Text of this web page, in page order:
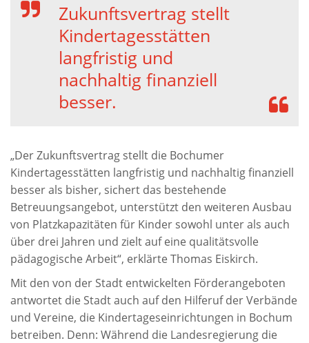
Zukunftsvertrag stellt
Kindertagesstätten
langfristig und
nachhaltig finanziell
besser.
„Der Zukunftsvertrag stellt die Bochumer
Kindertagesstätten langfristig und nachhaltig finanziell
besser als bisher, sichert das bestehende
Betreuungsangebot, unterstützt den weiteren Ausbau
von Platzkapazitäten für Kinder sowohl unter als auch
über drei Jahren und zielt auf eine qualitätsvolle
pädagogische Arbeit“, erklärte Thomas Eiskirch.
Mit den von der Stadt entwickelten Förderangeboten
antwortet die Stadt auch auf den Hilferuf der Verbände
und Vereine, die Kindertageseinrichtungen in Bochum
betreiben. Denn: Während die Landesregierung die